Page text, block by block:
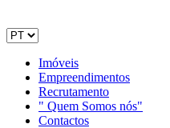
Imóveis
Empreendimentos
Recrutamento
" Quem Somos nós"
Contactos